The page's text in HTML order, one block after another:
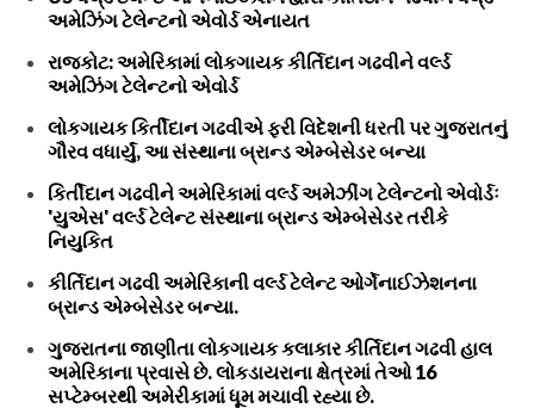
અમેઝિંગ ટેલેન્ટનો એવોર્ડ એનાયત
રાજકોટ: અમેરિકામાં લોકગાયક કીર્તિદાન ગઢવીને વર્લ્ડ
અમેઝિંગ ટેલેન્ટનો એવોર્ડ
લોકગાયક કિર્તીદાન ગઢવીએ ફરી વિદેશની ધરતી પર ગુજરાતનું
ગૌરવ વધાર્યું, આ સંસ્થાના બ્રાન્ડ એમ્બેસેડર બન્યા
કિર્તીદાન ગઢવીને અમેરિકામાં વર્લ્ડ અમેઝીંગ ટેલેન્ટનો એવોર્ડઃ
'યુએસ' વર્લ્ડ ટેલેન્ટ સંસ્થાના બ્રાન્ડ એમ્બેસેડર તરીકે
નિયુકિત
કીર્તિદાન ગઢવી અમેરિકાની વર્લ્ડ ટેલેન્ટ ઓર્ગેનાઈઝેશનના
બ્રાન્ડ એમ્બેસેડર બન્યા.
ગુજરાતના જાણીતા લોકગાયક કલાકાર કીર્તિદાન ગઢવી હાલ
અમેરિકાના પ્રવાસે છે. લોકડાયરાના ક્ષેત્રમાં તેઓ 16
સપ્ટેમ્બરથી અમેરીકામાં ધૂમ મચાવી રહ્યા છે.